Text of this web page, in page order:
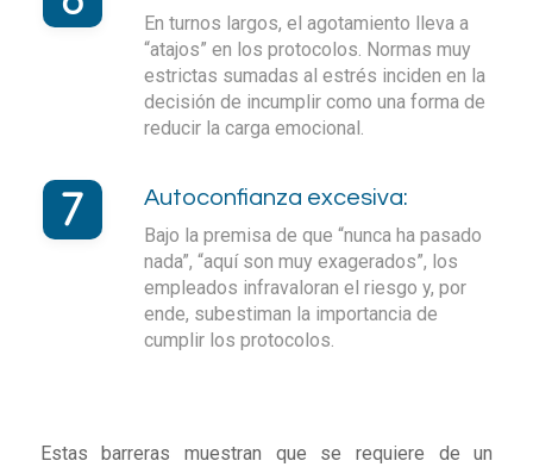
En turnos largos, el agotamiento lleva a
“atajos” en los protocolos. Normas muy
estrictas sumadas al estrés inciden en la
decisión de incumplir como una forma de
reducir la carga emocional.
Autoconfianza excesiva:
Bajo la premisa de que “nunca ha pasado
nada”, “aquí son muy exagerados”, los
empleados infravaloran el riesgo y, por
ende, subestiman la importancia de
cumplir los protocolos.
Estas barreras muestran que se requiere de un